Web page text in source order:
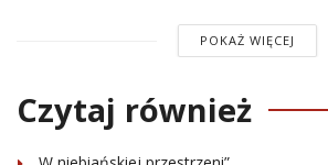
POKAŻ WIĘCEJ
Czytaj również